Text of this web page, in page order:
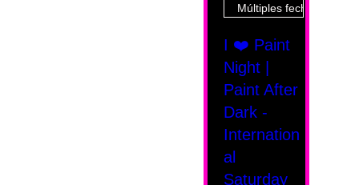
Múltiples fechas
I ❤️ Paint
Night |
Paint After
Dark -
Internation
al
Saturday